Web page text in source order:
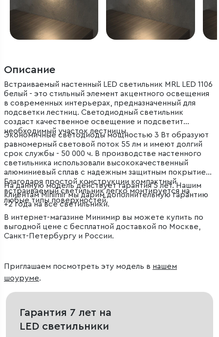
Описание
Встраиваемый настенный LED светильник MRL LED 1106
белый - это стильный элемент акцентного освещения
в современных интерьерах, предназначенный для
подсветки лестниц. Светодиодный светильник
создаст качественное освещение и подсветит
необходимый участок лестницы.
Экономичные светодиоды мощностью 3 Вт образуют
равномерный световой поток 55 лм и имеют долгий
срок службы - 50 000 ч. В производстве настенного
светильника использовали высококачественный
алюминиевый сплав с надежным защитным покрытием.
Благодаря простой конструкции компактный
встраиваемый светильник легко монтируется на
любые типы поверхностей.
На данную модель действует гарантия 5 лет. Нашим
клиентам Minimir мы дарим дополнительную гарантию
+2 года на все светильники.
В интернет-магазине Минимир вы можете купить по
выгодной цене с бесплатной доставкой по Москве,
Санкт-Петербургу и России.
Приглашаем посмотреть эту модель в нашем
шоуруме.
Гарантия 7 лет на
LED светильники